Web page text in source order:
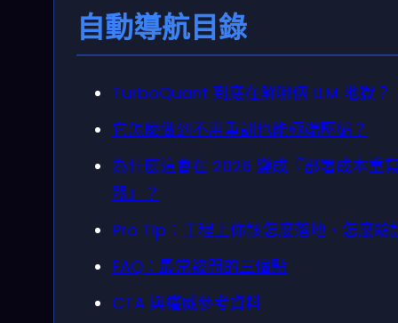
自動導航目錄
TurboQuant 到底在解哪個 LLM 地獄？
它怎麼做到不用重訓也能極端壓縮？
為什麼這會在 2026 變成『部署成本重
器』？
Pro Tip：工程上你該怎麼落地、怎麼驗
FAQ：最常被問的三個點
CTA 與權威參考資料